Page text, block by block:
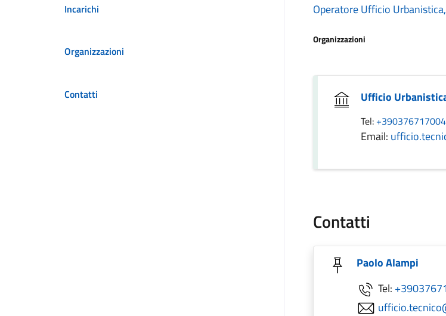
Incarichi
Organizzazioni
Contatti
Operatore Ufficio
Organizzazioni
Ufficio
Tel: +390376717004
Email:
Contatti
Paolo Alampi
Tel: